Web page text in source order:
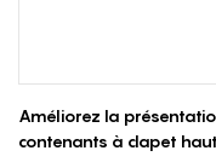
Améliorez la
contenants à clapet